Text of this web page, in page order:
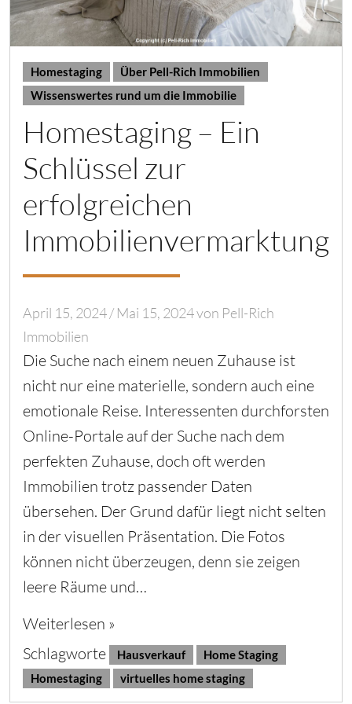
Homestaging
Über Pell-Rich Immobilien
Wissenswertes rund um die Immobilie
Homestaging – Ein
Schlüssel zur
erfolgreichen
Immobilienvermarktung
April 15, 2024/ Mai 15, 2024von Pell-Rich
Immobilien
Die Suche nach einem neuen Zuhause ist
nicht nur eine materielle, sondern auch eine
emotionale Reise. Interessenten durchforsten
Online-Portale auf der Suche nach dem
perfekten Zuhause, doch oft werden
Immobilien trotz passender Daten
übersehen. Der Grund dafür liegt nicht selten
in der visuellen Präsentation. Die Fotos
können nicht überzeugen, denn sie zeigen
leere Räume und…
Weiterlesen »
Schlagworte
Hausverkauf
Home Staging
Homestaging
virtuelles home staging